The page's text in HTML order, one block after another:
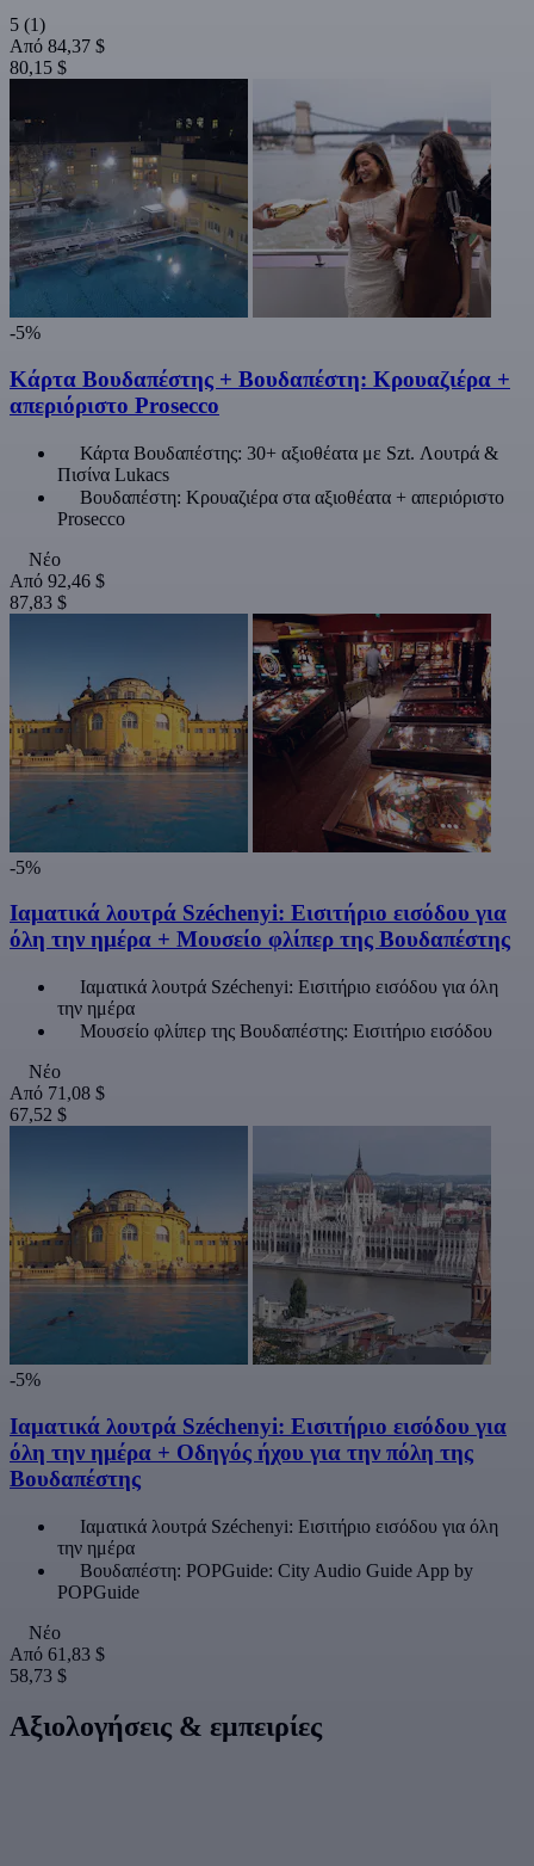
5 (1)
Από 84,37 $
80,15 $
-5%
Κάρτα Βουδαπέστης + Βουδαπέστη: Κρουαζιέρα +
απεριόριστο Prosecco
Κάρτα Βουδαπέστης: 30+ αξιοθέατα με Szt. Λουτρά &
Πισίνα Lukacs
Βουδαπέστη: Κρουαζιέρα στα αξιοθέατα + απεριόριστο
Prosecco
Νέο
Από 92,46 $
87,83 $
-5%
Ιαματικά λουτρά Széchenyi: Εισιτήριο εισόδου για
όλη την ημέρα + Μουσείο φλίπερ της Βουδαπέστης
Ιαματικά λουτρά Széchenyi: Εισιτήριο εισόδου για όλη
την ημέρα
Μουσείο φλίπερ της Βουδαπέστης: Εισιτήριο εισόδου
Νέο
Από 71,08 $
67,52 $
-5%
Ιαματικά λουτρά Széchenyi: Εισιτήριο εισόδου για
όλη την ημέρα + Οδηγός ήχου για την πόλη της
Βουδαπέστης
Ιαματικά λουτρά Széchenyi: Εισιτήριο εισόδου για όλη
την ημέρα
Βουδαπέστη: POPGuide: City Audio Guide App by
POPGuide
Νέο
Από 61,83 $
58,73 $
Αξιολογήσεις & εμπειρίες